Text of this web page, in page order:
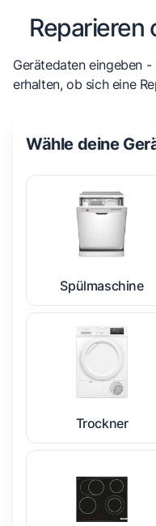
Reparieren
Gerätedaten eingeben
erhalten, ob sich eine
Wähle deine
Spülmaschine
Trockner